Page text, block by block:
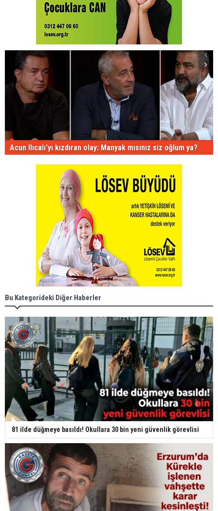
Acun Ilıcalı'yı kızdıran olay: Manyak mısınız siz oğlum ya?
Bu Kategorideki Diğer Haberler
81 ilde düğmeye basıldı! Okullara 30 bin yeni güvenlik görevlisi